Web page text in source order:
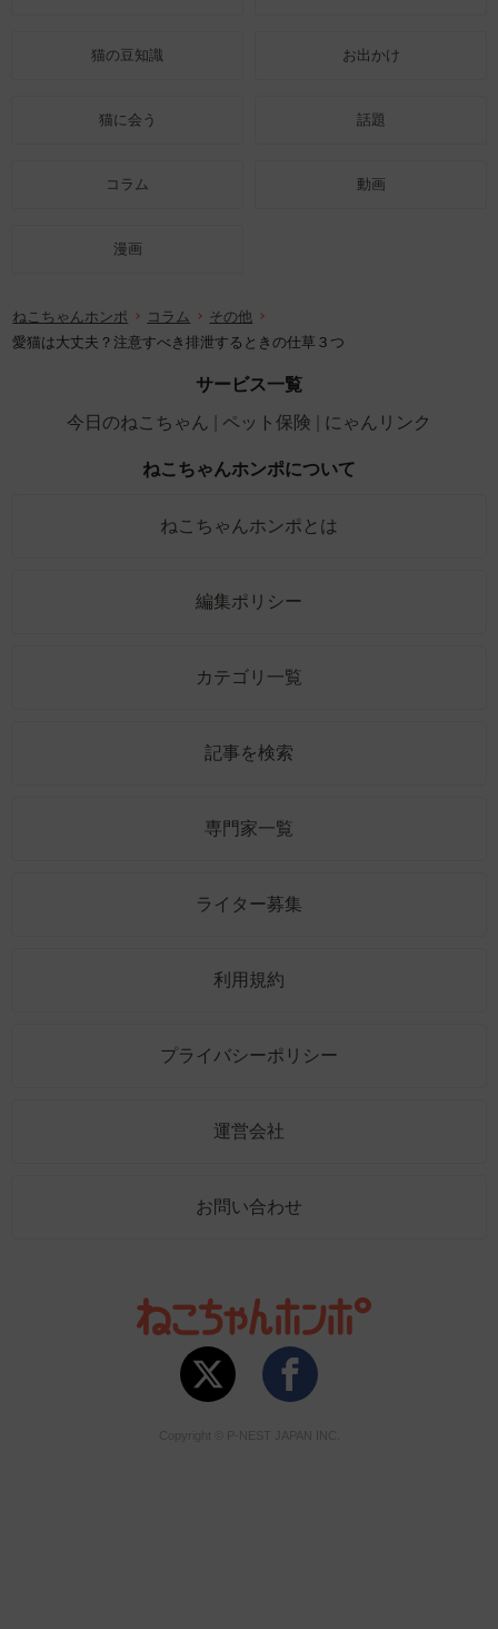
猫の豆知識 お出かけ
猫に会う 話題
コラム 動画
漫画
ねこちゃんホンポ コラム
その他
愛猫は大丈夫？注意すべき排泄するときの仕草３つ
サービス一覧
今日のねこちゃん
ペット保険 にゃんリンク
ねこちゃんホンポについて
ねこちゃんホンポとは
編集ポリシー
カテゴリ一覧
記事を検索
専門家一覧
ライター募集
利用規約
プライバシーポリシー
運営会社
お問い合わせ
Copyright © P-NEST JAPAN INC.